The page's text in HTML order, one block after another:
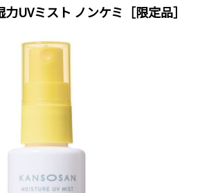
UVミスト ノンケミ［限定品］